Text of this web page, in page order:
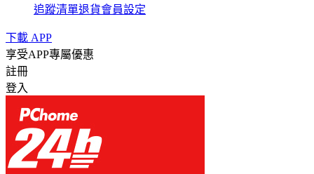
追蹤清單退貨會員設定
下載 APP
享受APP專屬優惠
註冊
登入